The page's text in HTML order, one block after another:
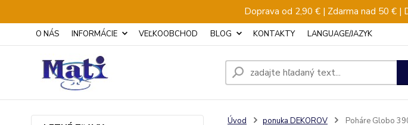
Doprava od 2,90 € | Zdarma nad 50 € |
O NÁS INFORMÁCIE VEĽKOOBCHOD BLOG KONTAKTY LANGUAGE/JAZYK
Úvod ponuka DEKOROV Poháre Globo